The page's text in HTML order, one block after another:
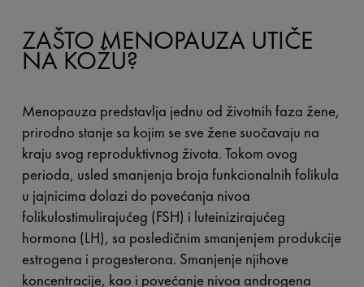
ZAŠTO MENOPAUZA UTIČE
NA KOŽU?
Menopauza predstavlja jednu od životnih faza žene,
prirodno stanje sa kojim se sve žene suočavaju na
kraju svog reproduktivnog života. Tokom ovog
perioda, usled smanjenja broja funkcionalnih folikula
u jajnicima dolazi do povećanja nivoa
folikulostimulirajućeg (FSH) i luteinizirajućeg
hormona (LH), sa posledičnim smanjenjem produkcije
estrogena i progesterona. Smanjenje njihove
koncentracije, kao i povećanje nivoa androgena